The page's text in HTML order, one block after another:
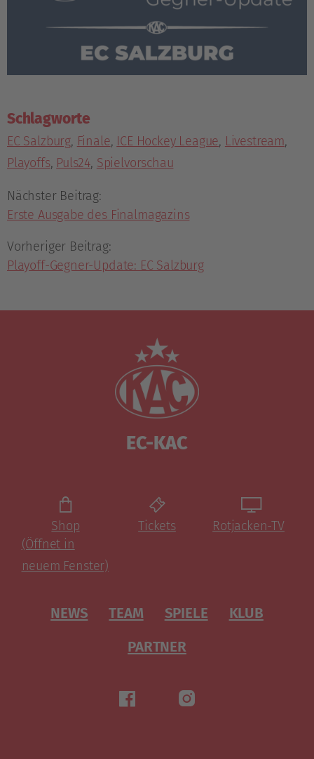
Schlagworte
EC Salzburg, Finale, ICE Hockey League, Livestream,
Playoffs, Puls24, Spielvorschau
Nächster Beitrag:
Erste Ausgabe des Finalmagazins
Vorheriger Beitrag:
Playoff-Gegner-Update: EC Salzburg
EC-KAC
Shop
(Öffnet in
neuem Fenster)
Tickets Rotjacken-TV
NEWS TEAM SPIELE
KLUB
PARTNER